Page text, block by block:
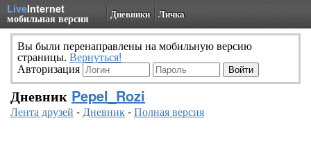
LiveInternet
мобильная версия Дневники Личка
Вы были перенаправлены на мобильную версию
страницы. Вернуться!
Авторизация
Дневник Pepel_Rozi
Лента друзей -Дневник-Полная версия